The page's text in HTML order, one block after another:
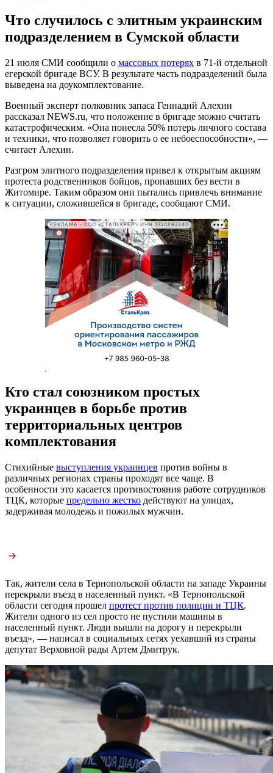
Что случилось с элитным украинским
подразделением в Сумской области
21 июля СМИ сообщили о массовых потерях в 71-й отдельной
егерской бригаде ВСУ. В результате часть подразделений была
выведена на доукомплектование.
Военный эксперт полковник запаса Геннадий Алехин
рассказал NEWS.ru, что положение в бригаде можно считать
катастрофическим. «Она понесла 50% потерь личного состава
и техники, что позволяет говорить о ее небоеспособности», —
считает Алехин.
Разгром элитного подразделения привел к открытым акциям
протеста родственников бойцов, пропавших без вести в
Житомире. Таким образом они пытались привлечь внимание
к ситуации, сложившейся в бригаде, сообщают СМИ.
РЕКЛАМА • ООО «СТАЛЬКРЕП» ИНН 7724892340
Кто стал союзником простых
украинцев в борьбе против
территориальных центров
комплектования
Стихийные выступления украинцев против войны в
различных регионах страны проходят все чаще. В
особенности это касается противостояния работе сотрудников
ТЦК, которые предельно жестко действуют на улицах,
задерживая молодежь и пожилых мужчин.
Так, жители села в Тернопольской области на западе Украины
перекрыли въезд в населенный пункт. «В Тернопольской
области сегодня прошел протест против полиции и ТЦК.
Жители одного из сел просто не пустили машины в
населенный пункт. Люди вышли на дорогу и перекрыли
въезд», — написал в социальных сетях уехавший из страны
депутат Верховной рады Артем Дмитрук.